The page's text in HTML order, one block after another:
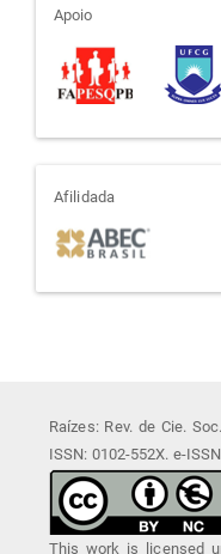
apoio
Apoio
afiliada
Afilidada
Raízes: Rev. de Cie.
ISSN: 0102-552X. e-
This work is licensed